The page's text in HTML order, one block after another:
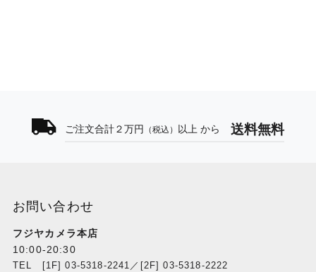
入力端子 ※
MAIN端子：HDMIタイプA
THRU端子：HDMIタイプA
USB STREAM端子：USB Bタイプ
ご注文合計２万円 （税込） 以上 から 送料無料
お問い合わせ
フジヤカメラ本店
10:00-20:30
TEL [1F] 03-5318-2241／[2F] 03-5318-2222